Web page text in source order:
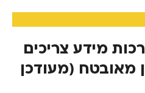
מידע צריכים
מאובטח (מעודכן